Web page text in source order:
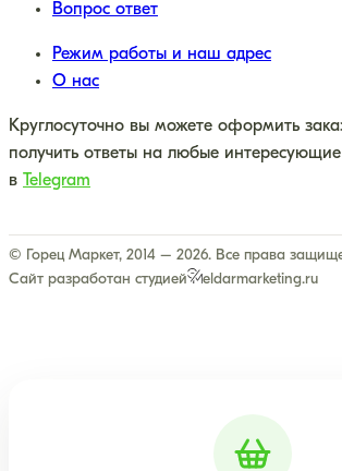
Вопрос ответ
Режим работы и наш адрес
О нас
Круглосуточно вы можете оформить
получить ответы на любые
в
Telegram
© Горец Маркет, 2014 – 2026. Все права
Сайт разработан студией
eldarmarketing.ru